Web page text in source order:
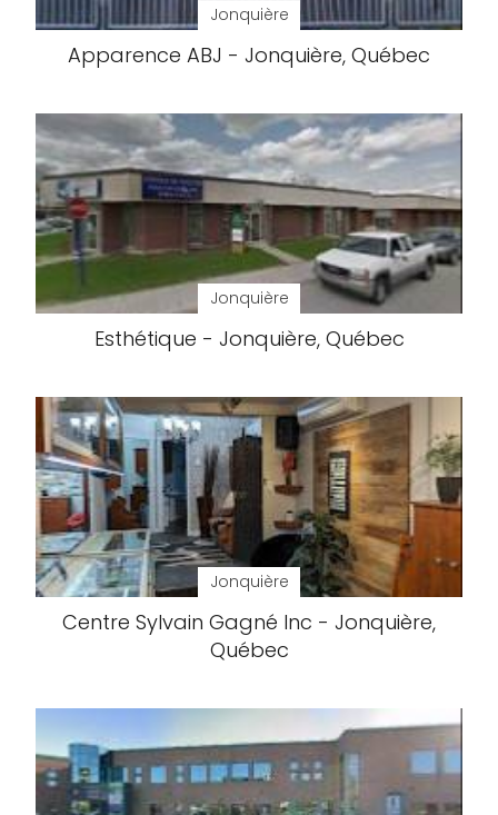
Jonquière
Apparence ABJ - Jonquière, Québec
Jonquière
Esthétique - Jonquière, Québec
Jonquière
Centre Sylvain Gagné Inc - Jonquière,
Québec